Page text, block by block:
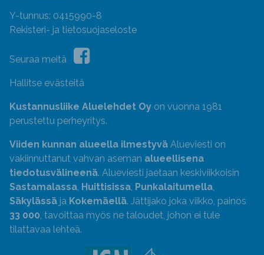
Y-tunnus: 0415990-8
Rekisteri- ja tietosuojaseloste
Seuraa meitä
Hallitse evästeitä
Kustannusliike Aluelehdet Oy on vuonna 1981
perustettu perheyritys.
Viiden kunnan alueella ilmestyvä Alueviesti on
vakiinnuttanut vahvan aseman alueellisena
tiedotusvälineenä. Alueviesti jaetaan keskiviikkoisin
Sastamalassa, Huittisissa, Punkalaitumella,
Säkylässä ja Kokemäellä. Jättijako joka viikko, painos
33 000, tavoittaa myös ne taloudet, johon ei tule
tilattavaa lehteä.